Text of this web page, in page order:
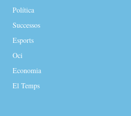
Política
Successos
Esports
Oci
Economia
El Temps